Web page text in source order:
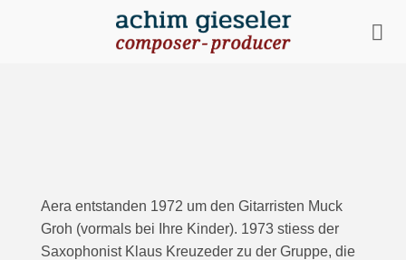
Aera entstanden 1972 um den Gitarristen Muck
Groh (vormals bei Ihre Kinder). 1973 stiess der
Saxophonist Klaus Kreuzeder zu der Gruppe, die